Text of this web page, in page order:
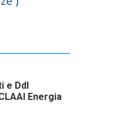
e Ddl
Energia